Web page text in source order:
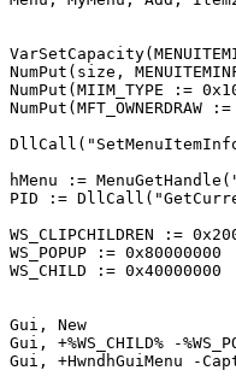
NumPut(size,
NumPut(MIIM_TYPE :=
hMenu :=
PID :=
WS_CLIPCHILDREN :=
WS_POPUP := 0x80000000
WS_CHILD := 0x40000000
Gui, New
Gui, +%WS_CHILD% -
Gui, +HwndhGuiMenu -